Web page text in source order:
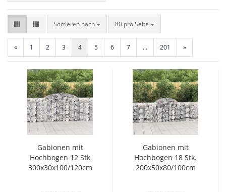
Sortieren nach
Sortieren nach 80 pro Seite
pro Seite
« 1 2 3 4 5 6 7 ... 201 »
Gabionen mit
Hochbogen 12 Stk
300x30x100/120cm
Gabionen mit
Hochbogen 18 Stk.
200x50x80/100cm